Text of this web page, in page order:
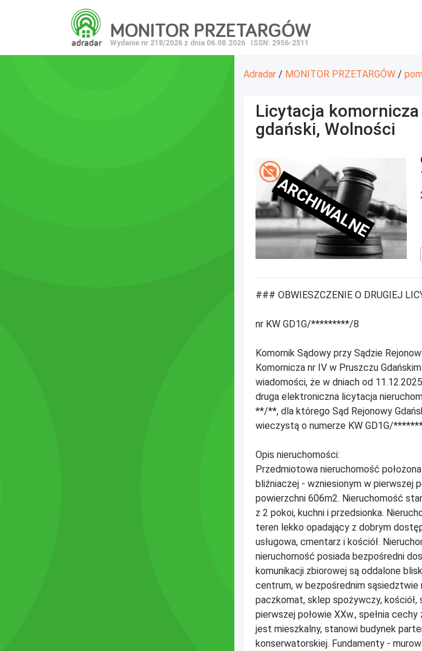
adradar
MONITOR PRZETARGÓW
Wydanie nr 218/2026 z dnia 06.08.2026 ISSN: 2956-2511
Adradar / MONITOR PRZETARGÓW /
Licytacja
gdański, Wolności
ARCHIWALNE
### OBWIESZCZENIE O DRUGIEJ
nr KW GD1G/*********/8
Komornik Sądowy przy Sądzie
Komornicza nr IV w Pruszczu
wiadomości, że w dniach od
druga elektroniczna licytacja
**/**, dla którego Sąd Rejonowy
wieczystą o numerze KW GD1G/
Opis nieruchomości:
Przedmiotowa nieruchomość
bliźniaczej - wzniesionym w pierwszej
powierzchni 606m2. Nieruchomość
z 2 pokoi, kuchni i przedsionka.
teren lekko opadający z dobrym
usługowa, cmentarz i kościół.
nieruchomość posiada bezpośredni
komunikacji zbiorowej są oddalone
centrum, w bezpośrednim sąsiedztwie
paczkomat, sklep spożywczy, kościół,
pierwszej połowie XXw., spełnia
jest mieszkalny, stanowi budynek
konserwatorskiej. Fundamenty -